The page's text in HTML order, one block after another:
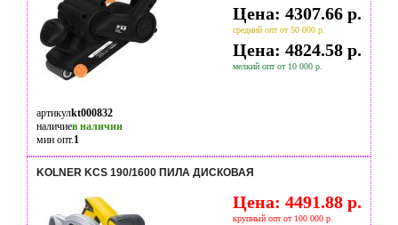
Цена: 4307.66 р.
средний опт от 50 000 р.
Цена: 4824.58 р.
мелкий опт от 10 000 р.
артикулkt000832
наличиев наличии
мин опт.1
KOLNER KCS 190/1600 ПИЛА ДИСКОВАЯ
Цена: 4491.88 р.
крупный опт от 100 000 р.